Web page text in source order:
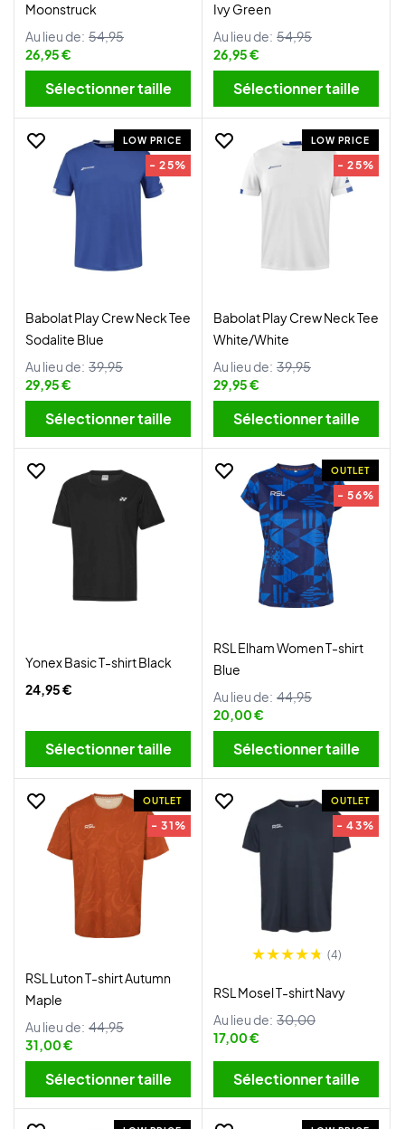
Moonstruck
Au lieu de: 54,95
26,95 €
Sélectionner taille
Ivy Green
Au lieu de: 54,95
26,95 €
Sélectionner taille
LOW PRICE
- 25%
Babolat Play Crew Neck Tee
Sodalite Blue
Au lieu de: 39,95
29,95 €
Sélectionner taille
LOW PRICE
- 25%
Babolat Play Crew Neck Tee
White/White
Au lieu de: 39,95
29,95 €
Sélectionner taille
Yonex Basic T-shirt Black
24,95 €
Sélectionner taille
OUTLET
- 56%
RSL Elham Women T-shirt
Blue
Au lieu de: 44,95
20,00 €
Sélectionner taille
OUTLET
- 31%
RSL Luton T-shirt Autumn
Maple
Au lieu de: 44,95
31,00 €
Sélectionner taille
OUTLET
- 43%
(4)
RSL Mosel T-shirt Navy
Au lieu de: 30,00
17,00 €
Sélectionner taille